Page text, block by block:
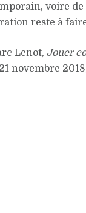
voire
reste à
Lenot, Jouer
novembre